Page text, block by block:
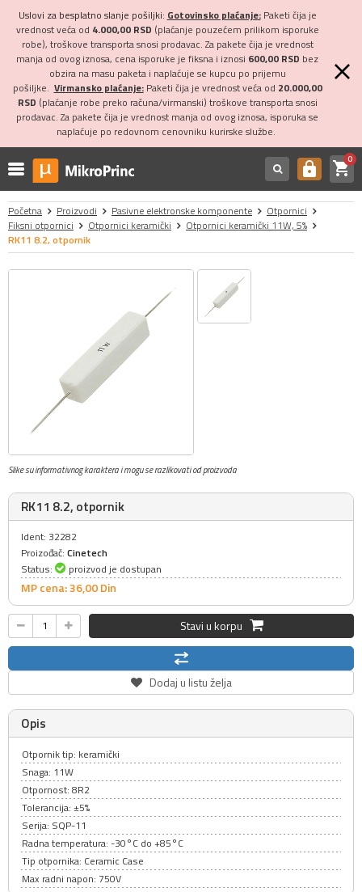
Uslovi za besplatno slanje pošiljki: Gotovinsko plaćanje:Paketi čija je
vrednost veća od 4.000,00 RSD (plaćanje pouzećem prilikom isporuke
robe), troškove transporta snosi prodavac. Za pakete čija je vrednost
manja od ovog iznosa, cena isporuke je fiksna i iznosi 600,00 RSD bez
obzira na masu paketa i naplaćuje se kupcu po prijemu
pošiljke. Virmansko plaćanje:Paketi čija je vrednost veća od 20.000,00
RSD (plaćanje robe preko računa/virmanski) troškove transporta snosi
prodavac. Za pakete čija je vrednost manja od ovog iznosa, isporuka se
naplaćuje po redovnom cenovniku kurirske službe.
https shopping_cart0
Početna Proizvodi Pasivne elektronske komponente
Otpornici
Fiksni otpornici
Otpornici keramički
Otpornici keramički 11W, 5%
RK11 8.2, otpornik
Slike su informativnog karaktera i mogu se razlikovati od proizvoda
RK11 8.2, otpornik
Ident: 32282
Proizođač: Cinetech
Status:
proizvod je dostupan
MP cena: 36,00Din
Stavi u korpu
Dodaj u listu želja
Opis
Otpornik tip: keramički
Snaga: 11W
Otpornost: 8R2
Tolerancija: ±5%
Serija: SQP-11
Radna temperatura: -30°C do +85°C
Tip otpornika: Ceramic Case
Max radni napon: 750V